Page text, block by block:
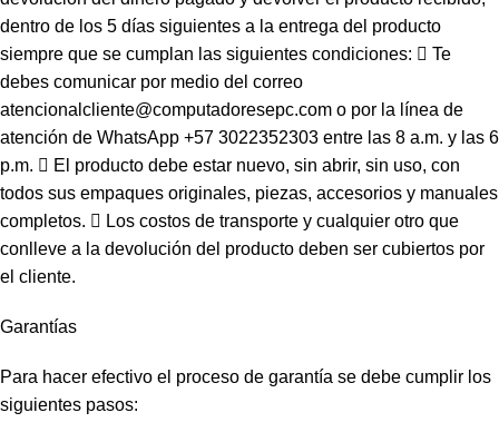
dentro de los 5 días siguientes a la entrega del producto
siempre que se cumplan las siguientes condiciones:  Te
debes comunicar por medio del correo
atencionalcliente@computadoresepc.com o por la línea de
atención de WhatsApp +57 3022352303 entre las 8 a.m. y las 6
p.m.  El producto debe estar nuevo, sin abrir, sin uso, con
todos sus empaques originales, piezas, accesorios y manuales
completos.  Los costos de transporte y cualquier otro que
conlleve a la devolución del producto deben ser cubiertos por
el cliente.
Garantías
Para hacer efectivo el proceso de garantía se debe cumplir los
siguientes pasos: